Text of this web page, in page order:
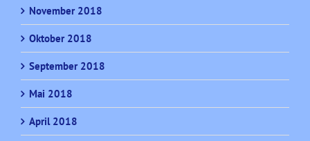
November 2018
Oktober 2018
September 2018
Mai 2018
April 2018